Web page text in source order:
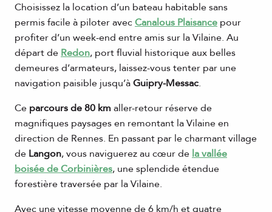
Choisissez la location d’un bateau habitable sans
permis facile à piloter avecCanalous Plaisance pour
profiter d’un week-end entre amis sur la Vilaine. Au
départ de Redon, port fluvial historique aux belles
demeures d’armateurs, laissez-vous tenter par une
navigation paisible jusqu’àGuipry-Messac.
Ce parcours de 80 kmaller-retour réserve de
magnifiques paysages en remontant la Vilaine en
direction de Rennes. En passant par le charmant village
de Langon, vous naviguerez au cœur de la vallée
boisée de Corbinières, une splendide étendue
forestière traversée par la Vilaine.
Avec une vitesse moyenne de 6 km/h et quatre